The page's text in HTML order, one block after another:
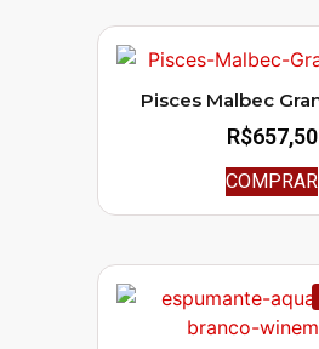
Pisces Malbec
R$657,50
COMPRAR